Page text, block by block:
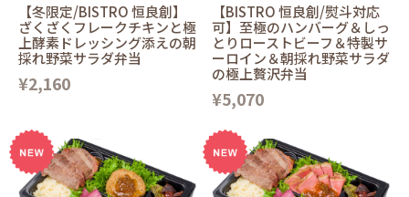
【冬限定/BISTRO 恒良創】
ざくざくフレークチキンと極
上酵素ドレッシング添えの朝
採れ野菜サラダ弁当
¥2,160
【BISTRO 恒良創/熨斗対応
可】至極のハンバーグ＆しっ
とりローストビーフ＆特製サ
ーロイン＆朝採れ野菜サラダ
の極上贅沢弁当
¥5,070